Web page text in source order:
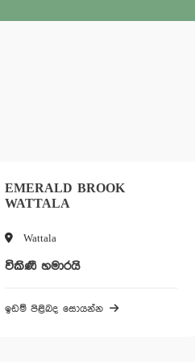
BROOK
හමාරයි
සොයන්න